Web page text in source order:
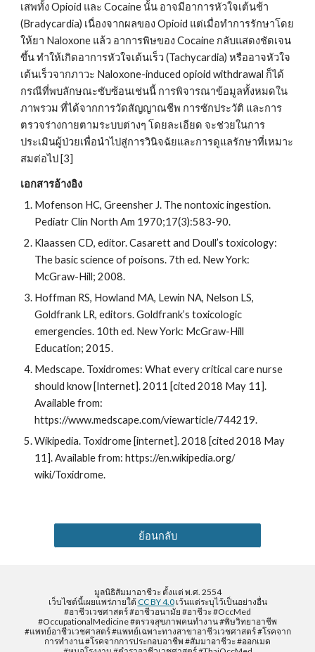
เสพทั้ง Opioid และ Cocaine นั้น อาจมีอาการหัวใจเต้นช้า
(Bradycardia) เนื่องจากผลของ Opioid แต่เมื่อทำการรักษาโดย
ให้ยา Naloxone แล้ว อาการพิษของ Cocaine กลับแสดงชัดเจน
ขึ้น ทำให้เกิดอาการหัวใจเต้นเร็ว (Tachycardia) หรืออาจหัวใจ
เต้นเร็วจากภาวะ Naloxone-induced opioid withdrawal ก็ได้
กรณีที่พบลักษณะซับซ้อนเช่นนี้ การพิจารณาข้อมูลทั้งหมดใน
ภาพรวม ที่ได้จากการวัดสัญญาณชีพ การซักประวัติ และการ
ตรวจร่างกายตามระบบต่างๆ โดยละเอียด จะช่วยในการ
ประเมินผู้ป่วยเพื่อนำไปสู่การวินิจฉัยและการดูแลรักษาที่เหมาะ
สมต่อไป [3]
เอกสารอ้างอิง
Mofenson HC, Greensher J. The nontoxic ingestion.
Pediatr Clin North Am 1970;17(3):583-90.
Klaassen CD, editor. Casarett and Doull’s toxicology:
The basic science of poisons. 7th ed. New York:
McGraw-Hill; 2008.
Hoffman RS, Howland MA, Lewin NA, Nelson LS,
Goldfrank LR, editors. Goldfrank’s toxicologic
emergencies. 10th ed. New York: McGraw-Hill
Education; 2015.
Medscape. Toxidromes: What every critical care nurse
should know [Internet]. 2011 [cited 2018 May 11].
Available from:
https://www.medscape.com/viewarticle/744219.
Wikipedia. Toxidrome [internet]. 2018 [cited 2018 May
11]. Available from: https://en.wikipedia.org/
wiki/Toxidrome.
ย้อนกลับ
มูลนิธิสัมมาอาชีวะ ตั้งแต่ พ.ศ. 2554
เว็บไซต์นี้เผยแพร่ภายใต้CC BY 4.0เว้นแต่ระบุไว้เป็นอย่างอื่น
#อาชีวเวชศาสตร์ #อาชีวอนามัย #อาชีวะ #OccMed
#OccupationalMedicine #ตรวจสุขภาพคนทำงาน #พิษวิทยาอาชีพ
#แพทย์อาชีวเวชศาสตร์ #แพทย์เฉพาะทางสาขาอาชีวเวชศาสตร์ #โรคจาก
การทำงาน #โรคจากการประกอบอาชีพ #สัมมาอาชีวะ #ออกเมด